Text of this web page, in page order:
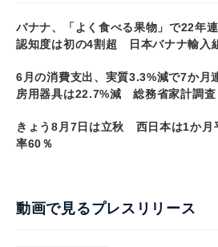
バナナ、「よく食べる果物」で22年
認知度は初の4割超 日本バナナ輸入
6月の消費支出、実質3.3%減で7か
房用器具は22.7%減 総務省家計調査
きょう8月7日は立秋 西日本は1か月
率60％
動画で見るプレスリリース